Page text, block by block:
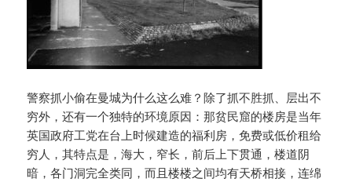
警察抓小偷在曼城为什么这么难？除了抓不胜抓、层出不
穷外，还有一个独特的环境原因：那贫民窟的楼房是当年
英国政府工党在台上时候建造的福利房，免费或低价租给
穷人，其特点是，海大，窄长，前后上下贯通，楼道阴
暗，各门洞完全类同，而且楼楼之间均有天桥相接，连绵